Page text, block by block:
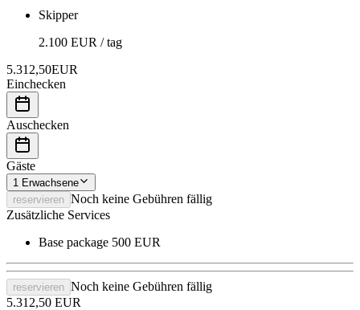
Skipper
2.100 EUR / tag
5.312,50EUR
Einchecken
Auschecken
Gäste
1 Erwachsene
reservieren Noch keine Gebühren fällig
Zusätzliche Services
Base package 500 EUR
reservieren Noch keine Gebühren fällig
5.312,50 EUR